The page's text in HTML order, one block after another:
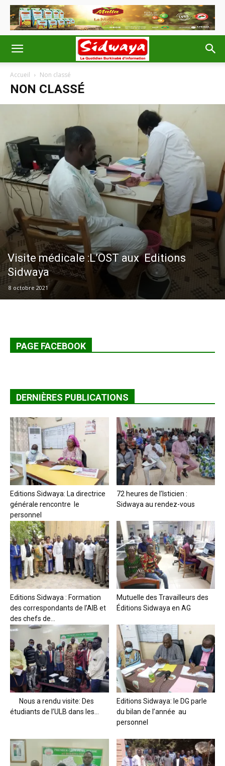
Accueil Non classé
NON CLASSÉ
Visite médicale :L’OST aux Editions
Sidwaya
8 octobre 2021
PAGE FACEBOOK
DERNIÈRES PUBLICATIONS
Editions Sidwaya: La directrice
générale rencontre le
personnel
72 heures de l’Isticien :
Sidwaya au rendez-vous
Editions Sidwaya : Formation
des correspondants de l’AIB et
des chefs de...
Mutuelle des Travailleurs des
Éditions Sidwaya en AG
Nous a rendu visite: Des
étudiants de l’ULB dans les...
Editions Sidwaya: le DG parle
du bilan de l’année au
personnel